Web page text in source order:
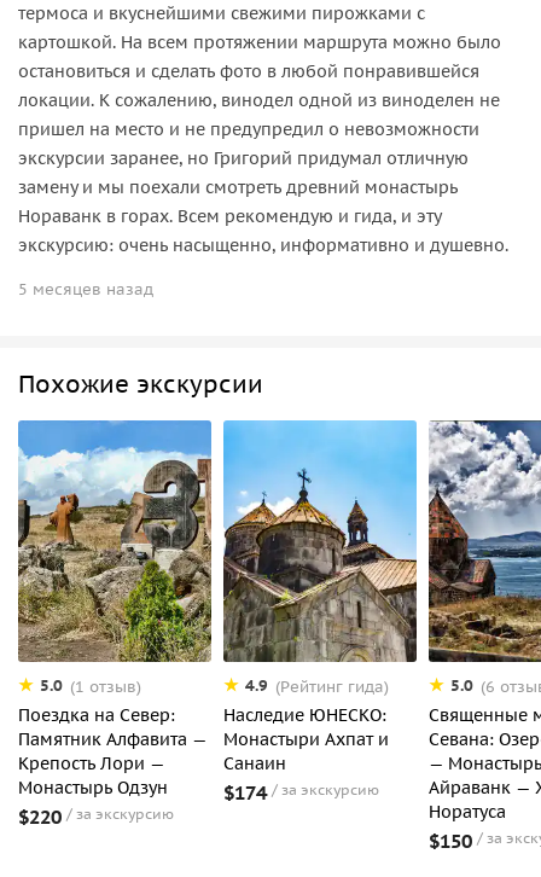
термоса и вкуснейшими свежими пирожками с
картошкой. На всем протяжении маршрута можно было
остановиться и сделать фото в любой понравившейся
локации. К сожалению, винодел одной из виноделен не
пришел на место и не предупредил о невозможности
экскурсии заранее, но Григорий придумал отличную
замену и мы поехали смотреть древний монастырь
Нораванк в горах. Всем рекомендую и гида, и эту
экскурсию: очень насыщенно, информативно и душевно.
5 месяцев назад
Похожие экскурсии
5.0 (1 отзыв)
Поездка на Север:
Памятник Алфавита —
Крепость Лори —
Монастырь Одзун
$220 за экскурсию
4.9 (Рейтинг гида)
Наследие ЮНЕСКО:
Монастыри Ахпат и
Санаин
$174 за экскурсию
5.0 (6
Священные
Севана:
— Монастырь
Айраванк —
Норатуса
$150 за